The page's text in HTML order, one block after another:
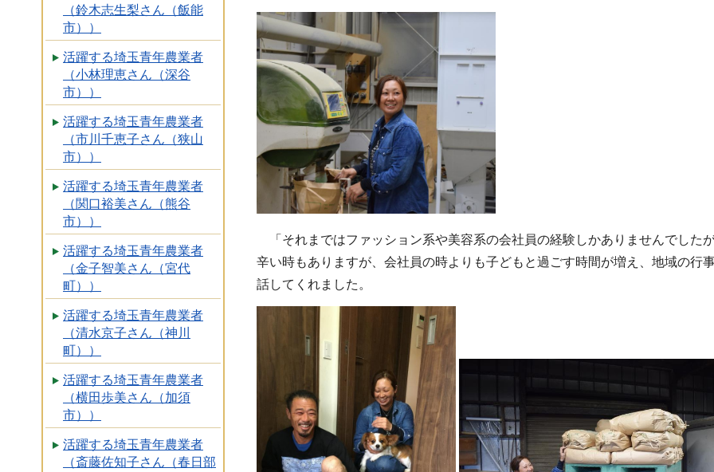
（鈴木志生梨さん（飯能
市））
活躍する埼玉青年農業者
（小林理恵さん（深谷
市））
活躍する埼玉青年農業者
（市川千恵子さん（狭山
市））
活躍する埼玉青年農業者
（関口裕美さん（熊谷
市））
活躍する埼玉青年農業者
（金子智美さん（宮代
町））
活躍する埼玉青年農業者
（清水京子さん（神川
町））
活躍する埼玉青年農業者
（横田歩美さん（加須
市））
活躍する埼玉青年農業者
（斎藤佐知子さん（春日部
「それまではファッション系や美容系の会社員の経験しかありませんでした
辛い時もありますが、会社員の時よりも子どもと過ごす時間が増え、地域の行
話してくれました。